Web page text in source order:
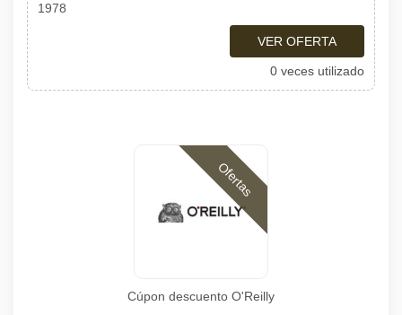
1978
VER OFERTA
0 veces utilizado
Ofertas
Cúpon descuento O'Reilly